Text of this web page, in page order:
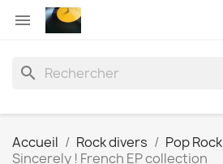

search
Accueil Rock divers Pop Rock
Sincerely ! French EP collection